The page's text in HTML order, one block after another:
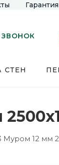
ЗВОНОК
СТЕН
Муром 12 мм